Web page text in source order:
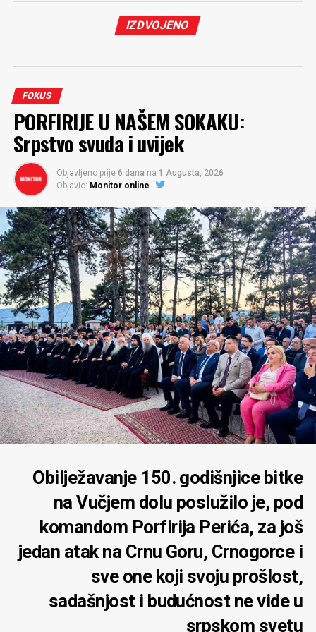
IZDVOJENO
FOKUS
PORFIRIJE U NAŠEM SOKAKU:
Srpstvo svuda i uvijek
Objavljeno prije 6 dana na 1 Augusta, 2026
Objavio: Monitor online
Obilježavanje 150. godišnjice bitke
na Vučjem dolu poslužilo je, pod
komandom Porfirija Perića, za još
jedan atak na Crnu Goru, Crnogorce i
sve one koji svoju prošlost,
sadašnjost i budućnost ne vide u
srpskom svetu